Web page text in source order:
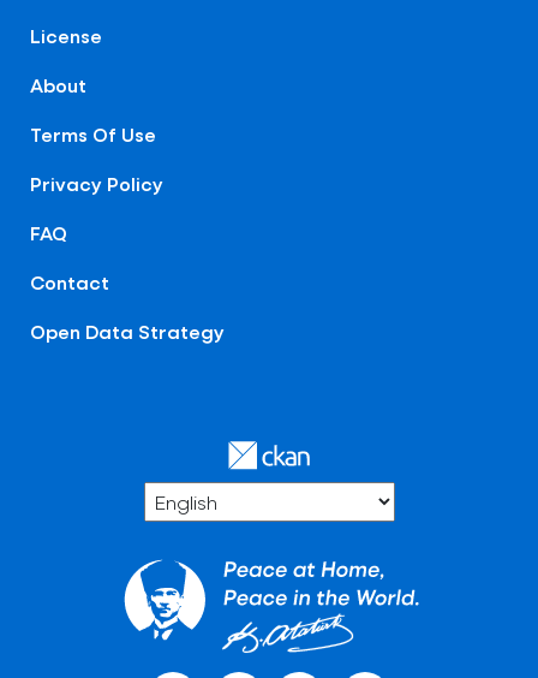
License
About
Terms Of Use
Privacy Policy
FAQ
Contact
Open Data Strategy